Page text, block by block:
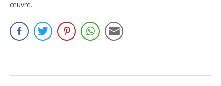
œuvre.